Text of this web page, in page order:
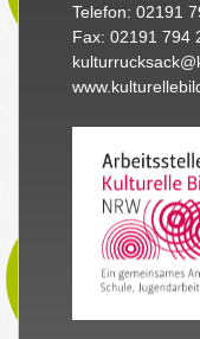
Telefon: 02191
Fax: 02191 794